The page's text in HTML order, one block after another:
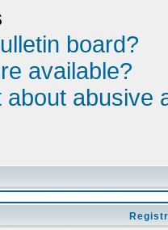
board?
available?
abusive